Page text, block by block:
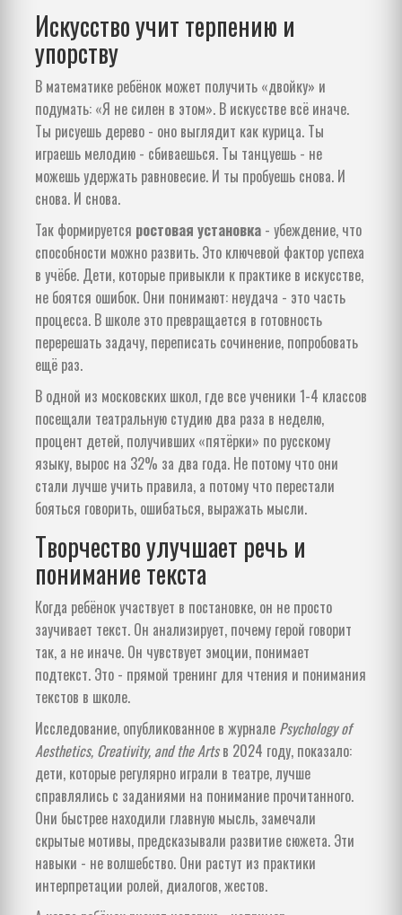
Искусство учит терпению и
упорству
В математике ребёнок может получить «двойку» и
подумать: «Я не силен в этом». В искусстве всё иначе.
Ты рисуешь дерево - оно выглядит как курица. Ты
играешь мелодию - сбиваешься. Ты танцуешь - не
можешь удержать равновесие. И ты пробуешь снова. И
снова. И снова.
Так формируется ростовая установка - убеждение, что
способности можно развить. Это ключевой фактор успеха
в учёбе. Дети, которые привыкли к практике в искусстве,
не боятся ошибок. Они понимают: неудача - это часть
процесса. В школе это превращается в готовность
перерешать задачу, переписать сочинение, попробовать
ещё раз.
В одной из московских школ, где все ученики 1-4 классов
посещали театральную студию два раза в неделю,
процент детей, получивших «пятёрки» по русскому
языку, вырос на 32% за два года. Не потому что они
стали лучше учить правила, а потому что перестали
бояться говорить, ошибаться, выражать мысли.
Творчество улучшает речь и
понимание текста
Когда ребёнок участвует в постановке, он не просто
заучивает текст. Он анализирует, почему герой говорит
так, а не иначе. Он чувствует эмоции, понимает
подтекст. Это - прямой тренинг для чтения и понимания
текстов в школе.
Исследование, опубликованное в журнале Psychology of
Aesthetics, Creativity, and the Artsв 2024 году, показало:
дети, которые регулярно играли в театре, лучше
справлялись с заданиями на понимание прочитанного.
Они быстрее находили главную мысль, замечали
скрытые мотивы, предсказывали развитие сюжета. Эти
навыки - не волшебство. Они растут из практики
интерпретации ролей, диалогов, жестов.